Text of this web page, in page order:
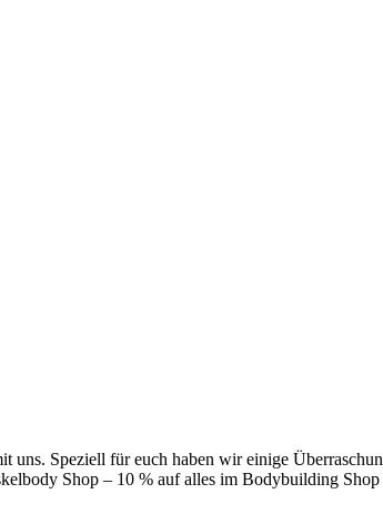
Speziell für euch haben wir einige
Shop – 10 % auf alles im Bodybuilding